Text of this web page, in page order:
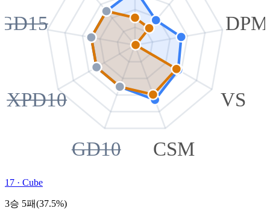
DPM
VS
CSM
GD10
XPD10
17 · Cube
3승 5패(37.5%)